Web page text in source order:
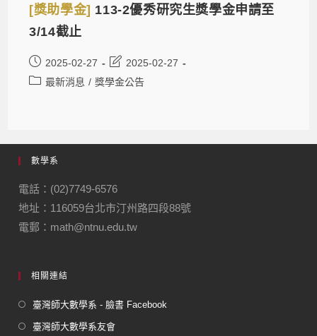
[獎助學金] 113-2優秀研究生獎學金申請至
3/14截止
2025-02-27
2025-02-27
最新消息 / 獎學金公告
數學系
電話：(02)7749-6576
地址：116059台北市汀州路四段88號
電郵：math@ntnu.edu.tw
相關連結
臺灣師大數學系 - 臉書 Facebook
臺灣師大數學系友會